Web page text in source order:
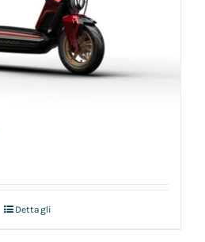
Dettagli